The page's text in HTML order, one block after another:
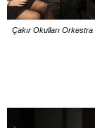
Çakır Okulları